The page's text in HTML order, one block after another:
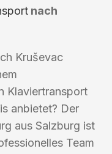
nach
Kruševac
Klaviertransport
anbietet? Der
aus Salzburg ist
Team